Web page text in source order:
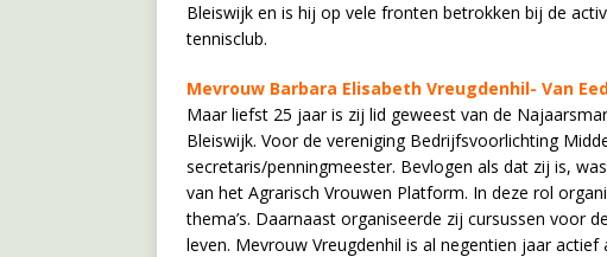
Bleiswijk en is hij op vele fronten betrokken bij de
tennisclub.
Mevrouw Barbara Elisabeth Vreugdenhil- Van
Maar liefst 25 jaar is zij lid geweest van de
Bleiswijk. Voor de vereniging Bedrijfsvoorlichting
secretaris/penningmeester. Bevlogen als dat zij is,
van het Agrarisch Vrouwen Platform. In deze rol
thema’s. Daarnaast organiseerde zij cursussen voor
leven. Mevrouw Vreugdenhil is al negentien jaar